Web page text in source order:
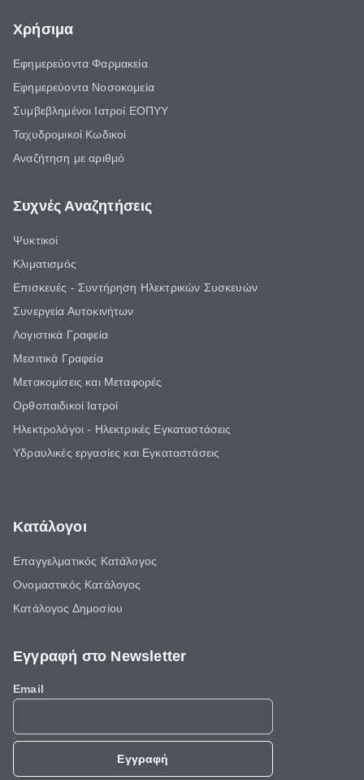
Χρήσιμα
Εφημερεύοντα Φαρμακεία
Εφημερεύοντα Νοσοκομεία
Συμβεβλημένοι Ιατροί ΕΟΠΥΥ
Ταχυδρομικοί Κωδικοί
Αναζήτηση με αριθμό
Συχνές Αναζητήσεις
Ψυκτικοί
Κλιματισμός
Επισκευές - Συντήρηση Ηλεκτρικών Συσκευών
Συνεργεία Αυτοκινήτων
Λογιστικά Γραφεία
Μεσιτικά Γραφεία
Μετακομίσεις και Μεταφορές
Ορθοπαιδικοί Ιατροί
Ηλεκτρολόγοι - Ηλεκτρικές Εγκαταστάσεις
Υδραυλικές εργασίες και Εγκαταστάσεις
Κατάλογοι
Επαγγελματικός Κατάλογος
Ονομαστικός Κατάλογος
Κατάλογος Δημοσίου
Εγγραφή στο Newsletter
Email
Εγγραφή